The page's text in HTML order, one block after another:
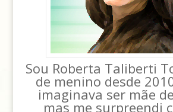
Sou Roberta Taliberti
de menino desde
imaginava ser mãe
mas me surpreendi